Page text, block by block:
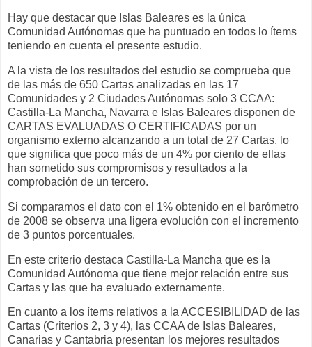
Hay que destacar que Islas Baleares es la única
Comunidad Autónomas que ha puntuado en todos lo ítems
teniendo en cuenta el presente estudio.
A la vista de los resultados del estudio se comprueba que
de las más de 650 Cartas analizadas en las 17
Comunidades y 2 Ciudades Autónomas solo 3 CCAA:
Castilla-La Mancha, Navarra e Islas Baleares disponen de
CARTAS EVALUADAS O CERTIFICADAS por un
organismo externo alcanzando a un total de 27 Cartas, lo
que significa que poco más de un 4% por ciento de ellas
han sometido sus compromisos y resultados a la
comprobación de un tercero.
Si comparamos el dato con el 1% obtenido en el barómetro
de 2008 se observa una ligera evolución con el incremento
de 3 puntos porcentuales.
En este criterio destaca Castilla-La Mancha que es la
Comunidad Autónoma que tiene mejor relación entre sus
Cartas y las que ha evaluado externamente.
En cuanto a los ítems relativos a la ACCESIBILIDAD de las
Cartas (Criterios 2, 3 y 4), las CCAA de Islas Baleares,
Canarias y Cantabria presentan los mejores resultados